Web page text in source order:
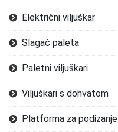
Električni viljuškar
Slagač paleta
Paletni viljuškari
Viljuškari s dohvatom
Platforma za podizanje